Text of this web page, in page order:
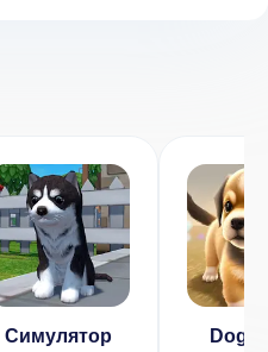
Симулятор
Dog